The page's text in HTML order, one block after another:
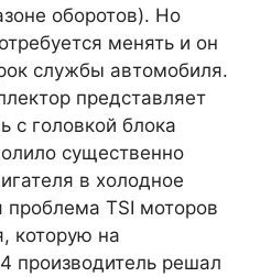
оборотов). Но
менять и он
службы автомобиля.
представляет
с головкой блока
существенно
в холодное
проблема TSI моторов
которую на
производитель решал